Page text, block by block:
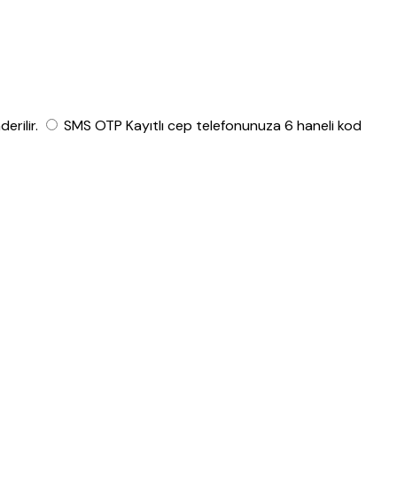
SMS OTP Kayıtlı cep telefonunuza 6 haneli kod